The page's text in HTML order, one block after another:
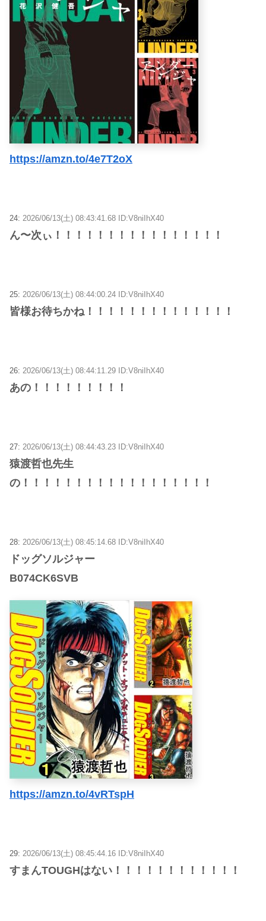
https://amzn.to/4e7T2oX
24: 2026/06/13(土) 08:43:41.68 ID:V8niIhX40
ん〜次ぃ！！！！！！！！！！！！！！！！
25: 2026/06/13(土) 08:44:00.24 ID:V8niIhX40
皆様お待ちかね！！！！！！！！！！！！！！
26: 2026/06/13(土) 08:44:11.29 ID:V8niIhX40
あの！！！！！！！！！
27: 2026/06/13(土) 08:44:43.23 ID:V8niIhX40
猿渡哲也先生
の！！！！！！！！！！！！！！！！！！
28: 2026/06/13(土) 08:45:14.68 ID:V8niIhX40
ドッグソルジャー
B074CK6SVB
https://amzn.to/4vRTspH
29: 2026/06/13(土) 08:45:44.16 ID:V8niIhX40
すまんTOUGHはない！！！！！！！！！！！！